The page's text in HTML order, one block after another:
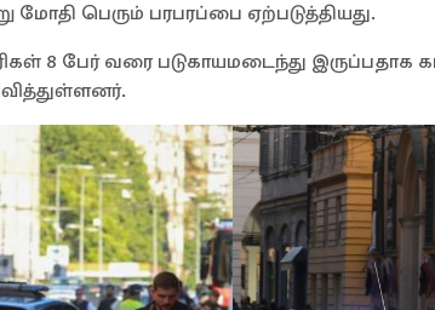
மோதி பெரும் பரபரப்பை ஏற்படுத்தியது.
8 பேர் வரை படுகாயமடைந்து இருப்பதாக